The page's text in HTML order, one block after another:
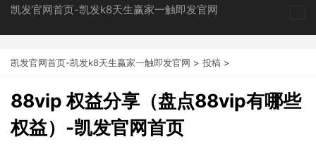
凯发官网首页-凯发k8天生赢家一触即发官网
凯发官网首页-凯发k8天生赢家一触即发官网 > 投稿 >
88vip 权益分享（盘点88vip有哪些
权益）-凯发官网首页